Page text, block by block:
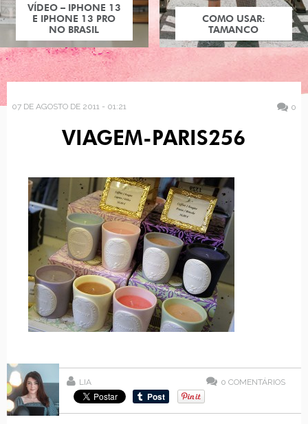
VÍDEO – IPHONE 13
E IPHONE 13 PRO
NO BRASIL
COMO USAR:
TAMANCO
07 DE AGOSTO DE 2011 - 01:21 0
VIAGEM-PARIS256
LIA 0 COMENTÁRIOS